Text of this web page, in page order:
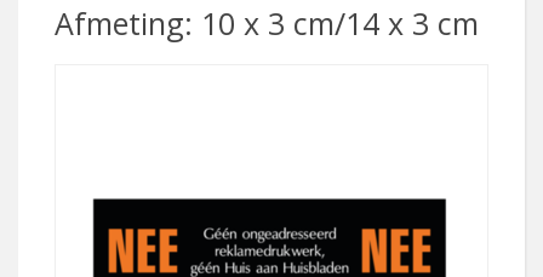
Afmeting: 10 x 3 cm/14 x 3 cm